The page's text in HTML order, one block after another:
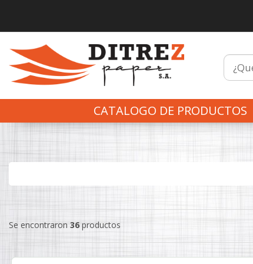
CATALOGO DE PRODUCTOS
Se encontraron 36 productos